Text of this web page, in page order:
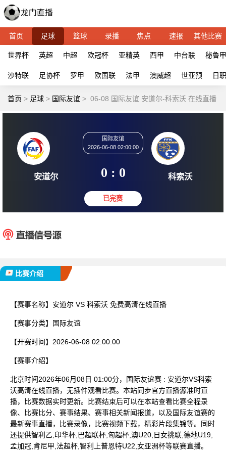
首页 足球 篮球 录播 焦点 速报 其他比赛
世界杯 英超 中超 欧冠杯 亚精英 西甲 中台联 秘鲁甲
沙特联 足协杯 罗甲 欧国联 法甲 澳威超 世亚预 日
首页 > 足球 > 国际友谊 > 06-08 国际友谊 安道尔-科索沃 在线直播
安道尔
国际友谊
2026-06-08 02:00:00
0 : 0 科
比赛介绍
【赛事名称】 安道尔 VS 科索沃 免费高清在线直播
【赛事分类】 国际友谊
【开赛时间】 2026-06-08 02:00:00
【赛事介绍】
北京时间2026年06月08日 01:00分，国际友谊赛 : 安道尔VS科索
沃高清在线直播，无插件观看比赛。本站同步官方直播源准时直
播，比赛数据实时更新。比赛结束后可以在本站查看比赛全程录
像、比赛比分、赛事结果、赛事相关新闻报道，以及国际友谊赛的
最新赛事直播，比赛录像，比赛视频下载，精彩片段集锦等。同时
还提供智利乙,印华杯,巴超联杯,匈超杯,澳U20,日女挑联,德地U19,
孟加冠,肯尼甲,法超杯,智利上普恩特U22,女亚洲杯等联赛直播。